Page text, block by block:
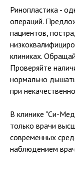
Ринопластика -
операций.
пациентов,
клиниках.
Проверяйте
нормально
при
В клинике "Си-
только врачи
современных
наблюдением